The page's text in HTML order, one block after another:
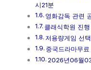
시21분
영화감독 관련
클래식학원 진
저용량게임 선
중국드라마무
2026년06월03